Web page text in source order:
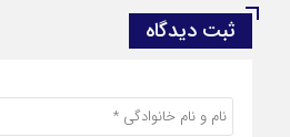
ثبت دیدگاه